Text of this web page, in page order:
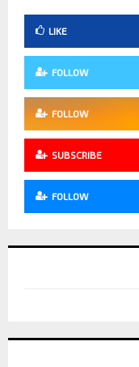
LIKE
FOLLOW
FOLLOW
SUBSCRIBE
FOLLOW